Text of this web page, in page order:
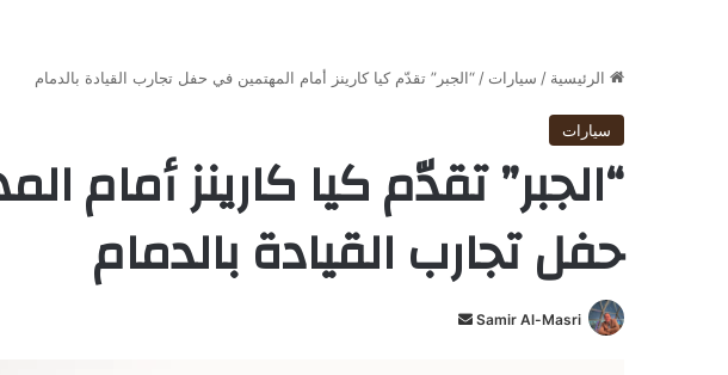
الرئيسية / سيارات / “الجبر” تقدّم كيا كارينز أمام المهتمين في حفل تجارب القيادة بالدمام
سيارات
“الجبر” تقدّم كيا كارينز أمام
حفل تجارب القيادة بالدمام
Samir Al-Masri